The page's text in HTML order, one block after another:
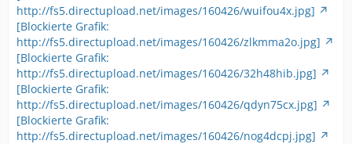
http://fs5.directupload.net/images/160426/wuifou4x.jpg]
[Blockierte Grafik:
http://fs5.directupload.net/images/160426/zlkmma2o.jpg]
[Blockierte Grafik:
http://fs5.directupload.net/images/160426/32h48hib.jpg]
[Blockierte Grafik:
http://fs5.directupload.net/images/160426/qdyn75cx.jpg]
[Blockierte Grafik:
http://fs5.directupload.net/images/160426/nog4dcpj.jpg]